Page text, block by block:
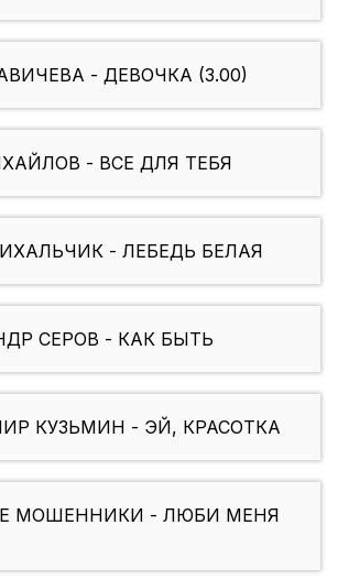
- ДЕВОЧКА (3.00)
- ВСЕ ДЛЯ ТЕБЯ
- ЛЕБЕДЬ БЕЛАЯ
СЕРОВ - КАК БЫТЬ
КУЗЬМИН - ЭЙ, КРАСОТКА
МОШЕННИКИ - ЛЮБИ МЕНЯ